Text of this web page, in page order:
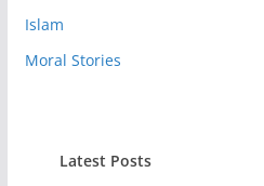
Islam
Moral Stories
Latest Posts